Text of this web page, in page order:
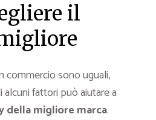
il
commercio sono uguali,
alcuni fattori può aiutare a
della migliore marca.